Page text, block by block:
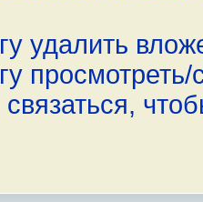
удалить
просмотреть/